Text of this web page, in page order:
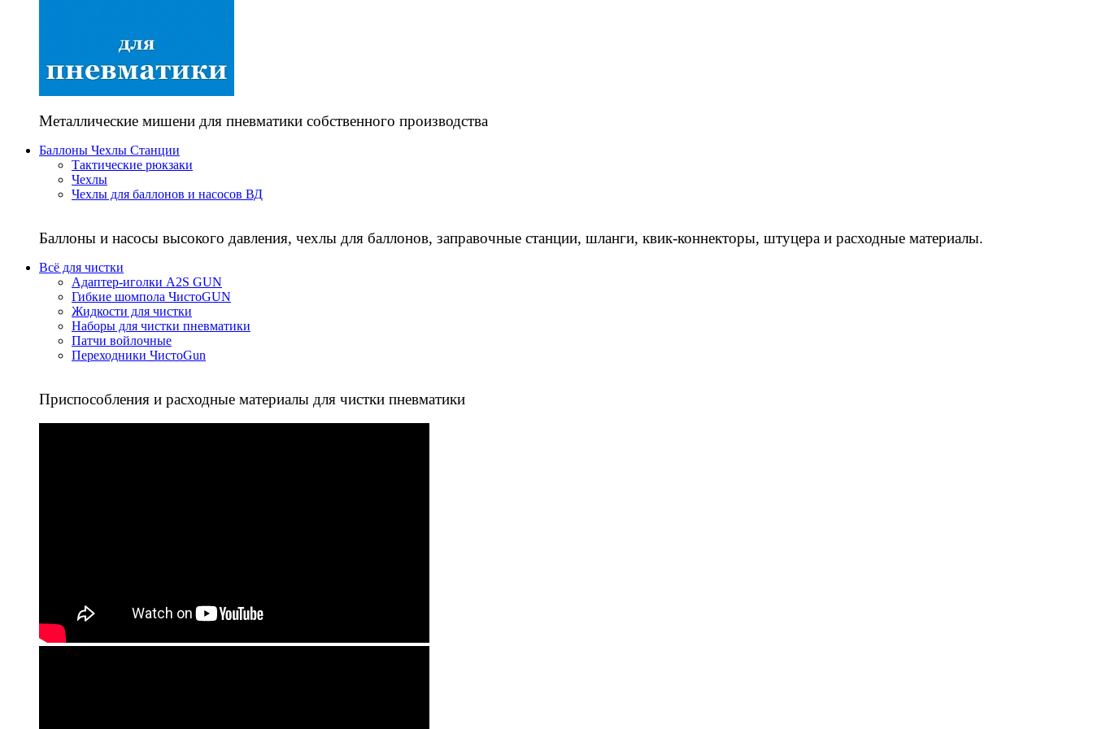
Металлические мишени для пневматики собственного производства
Баллоны Чехлы Станции
Тактические рюкзаки
Чехлы
Чехлы для баллонов и насосов ВД
Баллоны и насосы высокого давления, чехлы для баллонов, заправочные станции, шланги, квик-коннекторы, штуцера и расходные материалы.
Всё для чистки
Адаптер-иголки A2S GUN
Гибкие шомпола ЧистоGUN
Жидкости для чистки
Наборы для чистки пневматики
Патчи войлочные
Переходники ЧистоGun
Приспособления и расходные материалы для чистки пневматики